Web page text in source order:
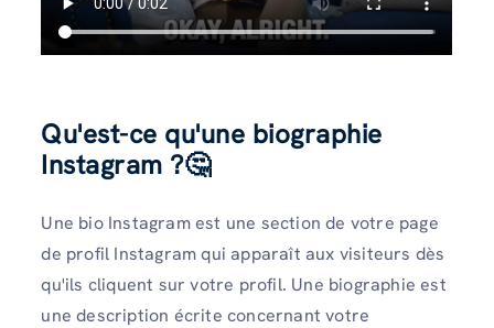
Qu'est-ce qu'une biographie
Instagram ?🤔
Une bio Instagram est une section de votre page
de profil Instagram qui apparaît aux visiteurs dès
qu'ils cliquent sur votre profil. Une biographie est
une description écrite concernant votre